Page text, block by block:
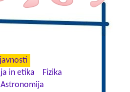
in etika
Fizika